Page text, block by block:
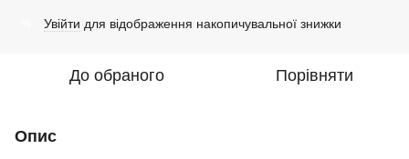
Увійти для відображення накопичувальної знижки
До обраного Порівняти
Опис